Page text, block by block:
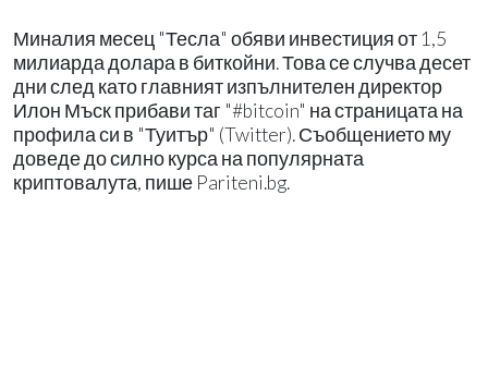
Миналия месец "Тесла" обяви инвестиция от 1,5
милиарда долара в биткойни. Това се случва десет
дни след като главният изпълнителен директор
Илон Мъск прибави таг "#bitcoin" на страницата на
профила си в "Туитър" (Twitter). Съобщението му
доведе до силно курса на популярната
криптовалута, пише Pariteni.bg.